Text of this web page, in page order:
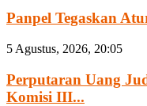
Panpel Tegaskan
5 Agustus, 2026, 20:05
Perputaran Uang
Komisi III...